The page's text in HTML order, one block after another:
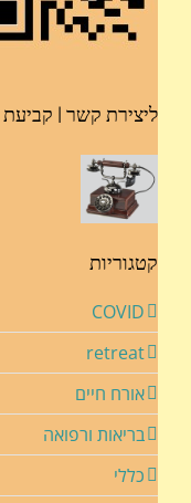
ליצירת קשר | קביעת
קטגוריות
COVID
retreat
אורח חיים
בריאות ורפואה
כללי